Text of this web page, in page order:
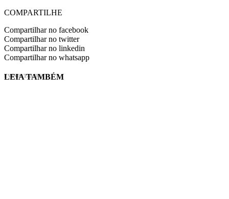
COMPARTILHE
Compartilhar no facebook
Compartilhar no twitter
Compartilhar no linkedin
Compartilhar no whatsapp
EVINIS TALON
LEIA TAMBÉM